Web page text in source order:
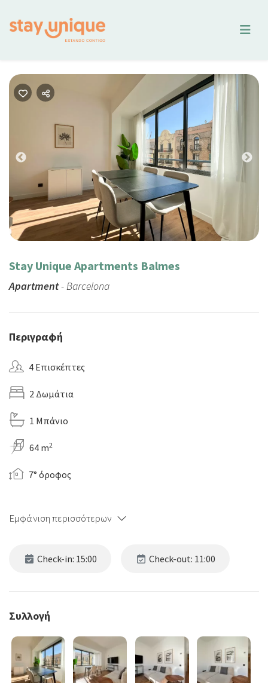
Stay Unique Apartments Balmes
Apartment- Barcelona
Περιγραφή
4 Επισκέπτες
2 Δωμάτια
1 Μπάνιο
64 m2
7° όροφος
Εμφάνιση περισσότερων
Check-in: 15:00 Check-out: 11:00
Συλλογή